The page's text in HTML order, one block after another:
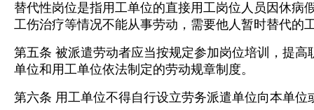
替代性岗位是指用工单位的直接用工岗位人员因休病
工伤治疗等情况不能从事劳动，需要他人暂时替代的
第五条 被派遣劳动者应当按规定参加岗位培训，提高
单位和用工单位依法制定的劳动规章制度。
第六条 用工单位不得自行设立劳务派遣单位向本单位